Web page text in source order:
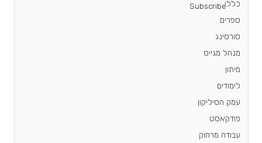
כללי
ספרים
סורסינג
מנהל מגייס
מיתון
לימודים
עמק הסיליקון
פודקאסט
עבודה מרחוק